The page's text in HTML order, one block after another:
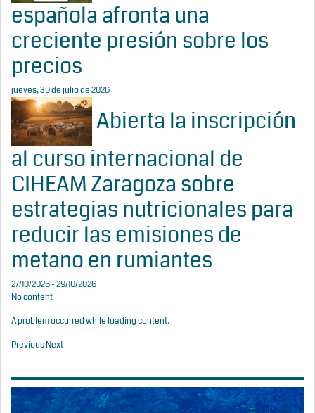
española afronta una
creciente presión sobre los
precios
jueves, 30 de julio de 2026
Abierta la inscripción
al curso internacional de
CIHEAM Zaragoza sobre
estrategias nutricionales para
reducir las emisiones de
metano en rumiantes
27/10/2026 - 29/10/2026
No content
A problem occurred while loading content.
PreviousNext